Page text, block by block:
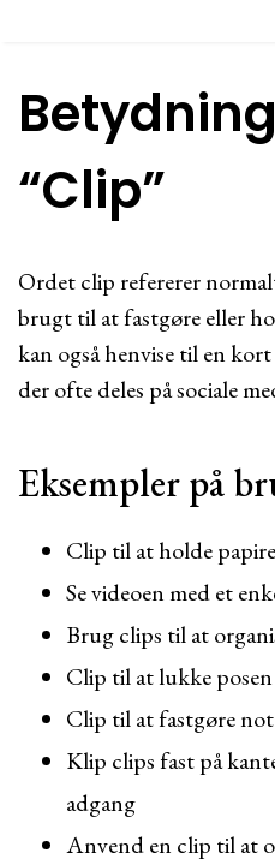
“Clip”
Ordet clip refererer
brugt til at fastgøre eller
kan også henvise til en
der ofte deles på sociale
Eksempler på
Clip til at holde
Se videoen med et
Brug clips til at
Clip til at lukke
Clip til at fastgøre
Klip clips fast på
adgang
Anvend en clip til at